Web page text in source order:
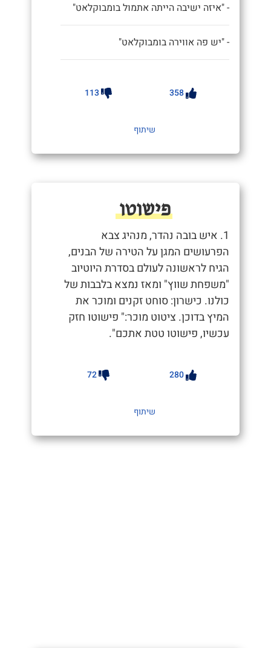
- "איזה ישיבה הייתה אתמול בומבוקלאט"
- "יש פה אווירה בומבוקלאט"
358
113
שיתוף
פישוטו
1. איש בובה נהדר, מנהיג צבא
הפרעושים המגן על הטירה של הבנים,
הגיח לראשונה לעולם בסדרת היוטיוב
"משפחת שווץ" ומאז נמצא בלבבות של
כולנו. כישרון: סוחט זקנים ומוכר את
המיץ בדוכן. ציטוט מוכר:" פישוטו חזק
עכשיו, פישוטו טטת אתכם".
280
72
שיתוף